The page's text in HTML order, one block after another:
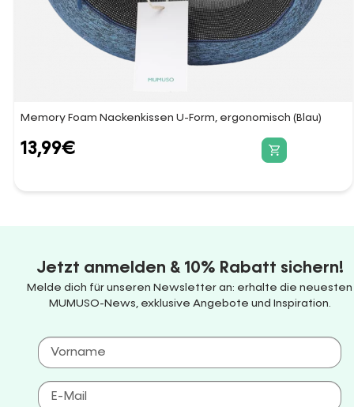
Memory Foam Nackenkissen U-Form, ergonomisch (Blau)
13,99€
Jetzt anmelden & 10% Rabatt sichern!
Melde dich für unseren Newsletter an: erhalte die neuesten
MUMUSO-News, exklusive Angebote und Inspiration.